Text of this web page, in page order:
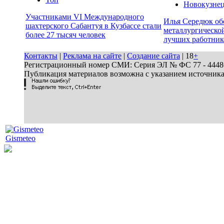
Участниками VI Международного
шахтерского Сабантуя в Кузбассе стали
более 27 тысяч человек
Илья Середюк
лучших
Контакты | Реклама на сайте | Создание сайта | 18+
Регистрационный номер СМИ: Серия ЭЛ № ФС 77 - 44486
Публикация материалов возможна с указанием
Gismeteo